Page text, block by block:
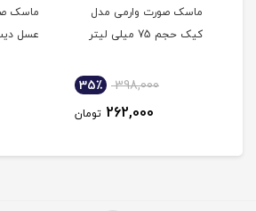
ماسک صورت وارمی مدل
کیک حجم 75 میلی لیتر
398,000 35٪
262,000 تومان
ماسک
عسل